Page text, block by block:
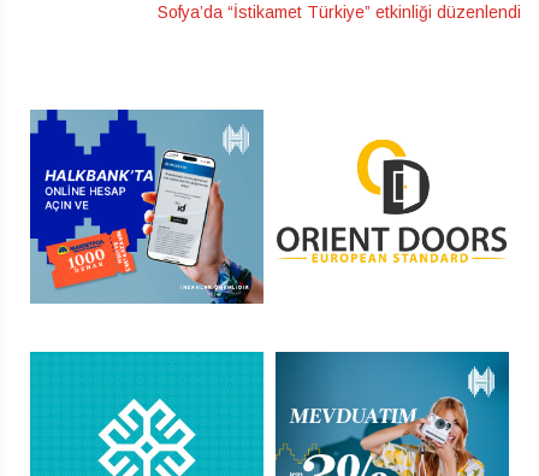
Sofya’da “İstikamet Türkiye” etkinliği düzenlendi